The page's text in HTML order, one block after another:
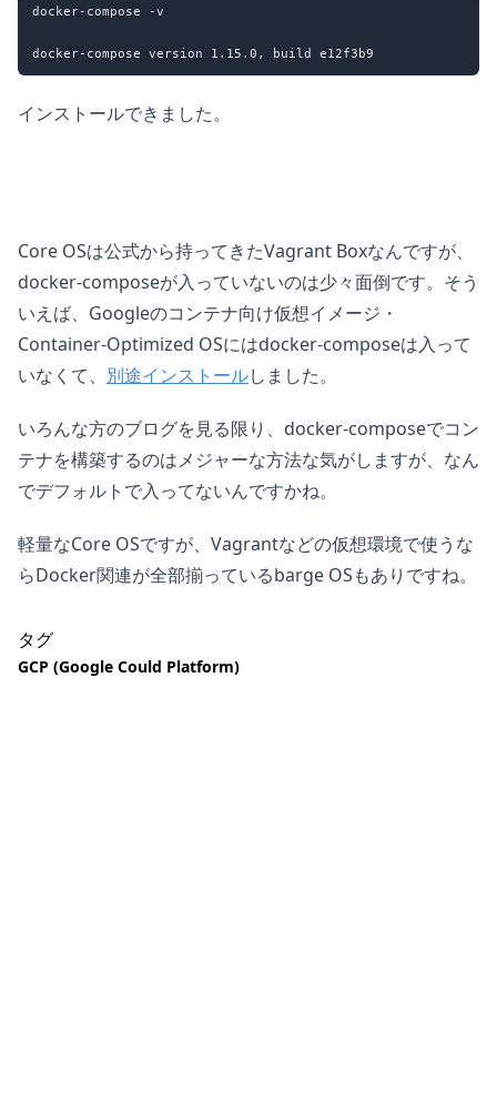
docker-compose -v
インストールできました。
Core OSは公式から持ってきたVagrant Boxなんですが、
docker-composeが入っていないのは少々面倒です。そう
いえば、Googleのコンテナ向け仮想イメージ・
Container-Optimized OSにはdocker-composeは入って
いなくて、 別途インストールしました。
いろんな方のブログを見る限り、docker-composeでコン
テナを構築するのはメジャーな方法な気がしますが、なん
でデフォルトで入ってないんですかね。
軽量なCore OSですが、Vagrantなどの仮想環境で使うな
らDocker関連が全部揃っているbarge OSもありですね。
タグ
GCP (Google Could Platform)